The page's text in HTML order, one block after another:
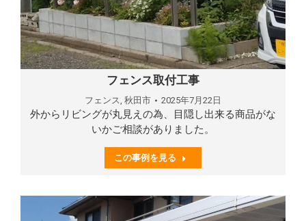
フェンス取付工事
フェンス 秋田市 2025年7月22日
外からリビングが丸見えの為、目隠し出来る商品がな
いかご相談がありました。
この事例を見る